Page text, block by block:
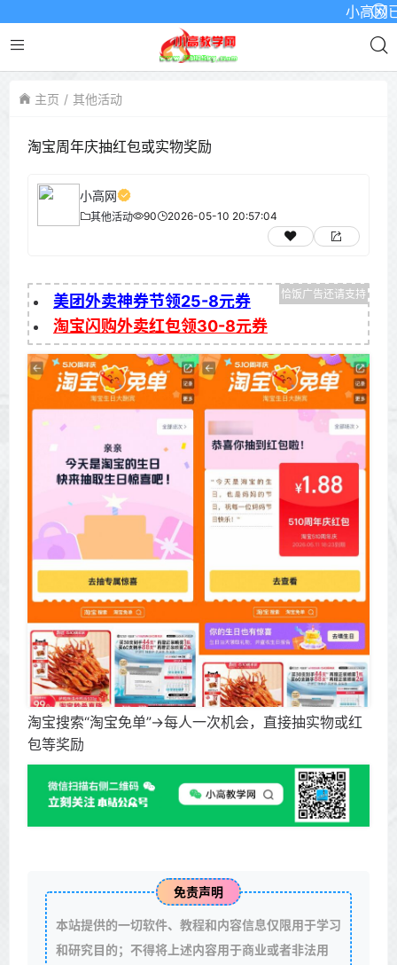
小高网已
主页 其他活动
淘宝周年庆抽红包或实物奖励
小高网
其他活动 90 2026-05-10 20:57:04
美团外卖神券节领25-8元券
淘宝闪购外卖红包领30-8元券
淘宝搜索“淘宝免单”->每人一次机会，直接抽实物或红
包等奖励
免责声明
本站提供的一切软件、教程和内容信息仅限用于学习
和研究目的；不得将上述内容用于商业或者非法用